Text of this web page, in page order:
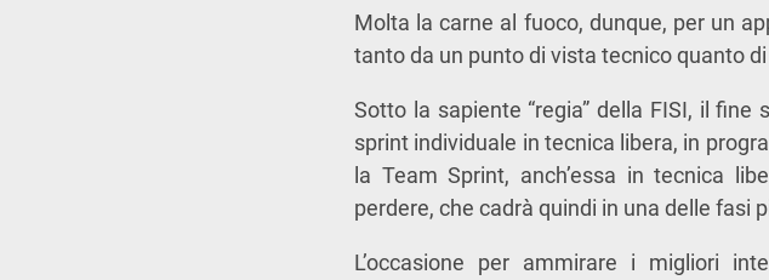
Molta la carne al fuoco, dunque, per un
tanto da un punto di vista tecnico quanto
Sotto la sapiente “regia” della FISI, il
sprint individuale in tecnica libera, in
la Team Sprint, anch’essa in tecnica
perdere, che cadrà quindi in una delle fasi
L’occasione per ammirare i migliori